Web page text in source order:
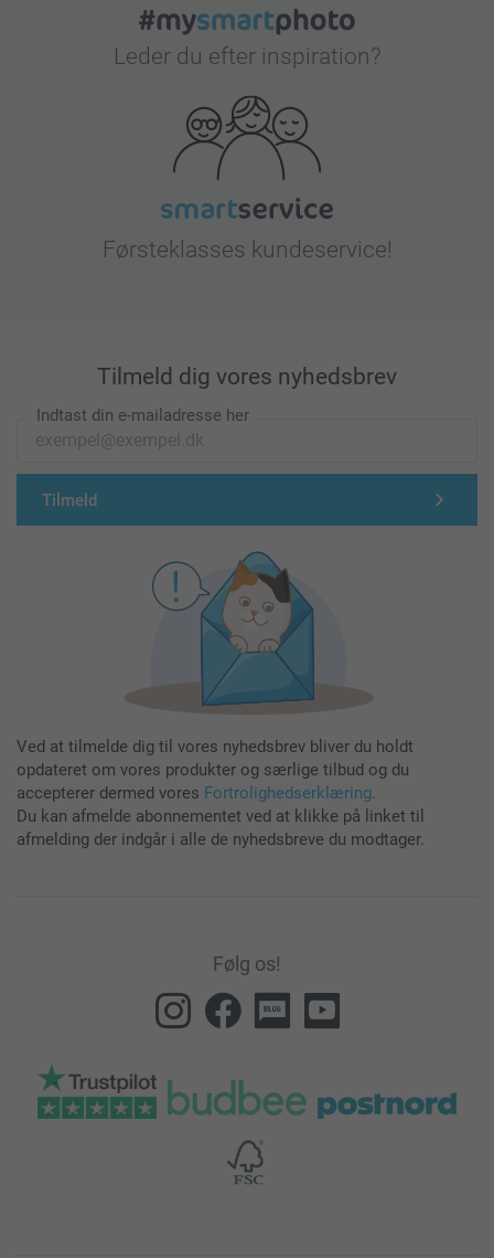
Leder du efter inspiration?
Førsteklasses kundeservice!
Tilmeld dig vores nyhedsbrev
Indtast din e-mailadresse her
Tilmeld
Ved at tilmelde dig til vores nyhedsbrev bliver du holdt
opdateret om vores produkter og særlige tilbud og du
accepterer dermed vores Fortrolighedserklæring.
Du kan afmelde abonnementet ved at klikke på linket til
afmelding der indgår i alle de nyhedsbreve du modtager.
Følg os!